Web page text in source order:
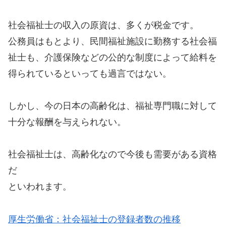
社会福祉士の収入の原資は、多くが税金です。
公務員はもとより、民間福祉施設に勤務する社会福
祉士も、介護保険などの公的な制度によって給料を
得られているといっても過言ではない。
しかし、今の日本の高齢化は、福祉専門職に対して
十分な報酬を与えられない。
社会福祉士は、高齢化なので今後も需要がある資格
だ
といわれます。
厚生労働省：社会福祉士の登録者数の推移